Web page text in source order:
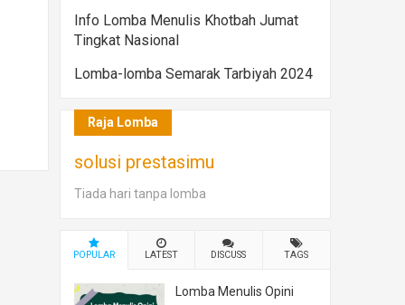
Info Lomba Menulis Khotbah Jumat
Tingkat Nasional
Lomba-lomba Semarak Tarbiyah 2024
Raja Lomba
solusi prestasimu
Tiada hari tanpa lomba
POPULAR LATEST DISCUSS TAGS
Lomba Menulis Opini